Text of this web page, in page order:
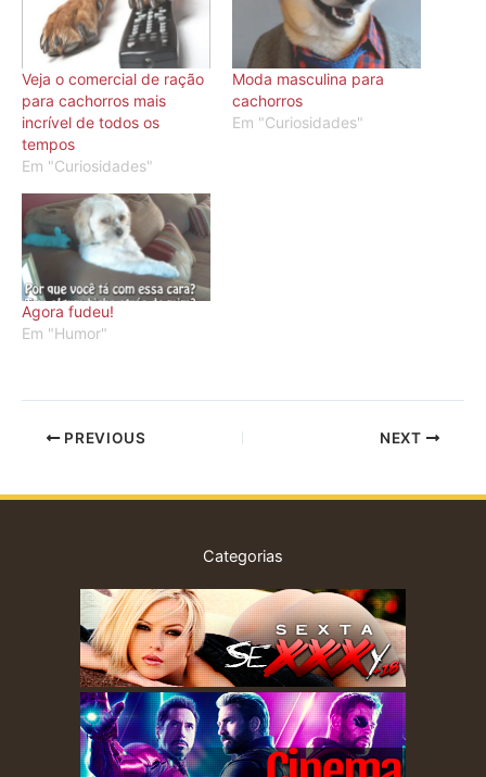
Veja o comercial de ração
para cachorros mais
incrível de todos os
tempos
Em "Curiosidades"
Moda masculina para
cachorros
Em "Curiosidades"
Agora fudeu!
Em "Humor"
PREVIOUS NEXT
Categorias